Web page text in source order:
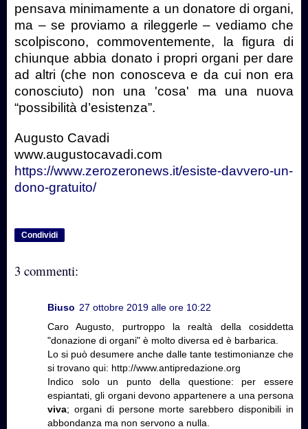
pensava minimamente a un donatore di organi,
ma – se proviamo a rileggerle – vediamo che
scolpiscono, commoventemente, la figura di
chiunque abbia donato i propri organi per dare
ad altri (che non conosceva e da cui non era
conosciuto) non una 'cosa' ma una nuova
“possibilità d’esistenza”.
Augusto Cavadi
www.augustocavadi.com
https://www.zerozeronews.it/esiste-davvero-un-
dono-gratuito/
Condividi
3 commenti:
Biuso 27 ottobre 2019 alle ore 10:22
Caro Augusto, purtroppo la realtà della cosiddetta
"donazione di organi" è molto diversa ed è barbarica.
Lo si può desumere anche dalle tante testimonianze che
si trovano qui: http://www.antipredazione.org
Indico solo un punto della questione: per essere
espiantati, gli organi devono appartenere a una persona
viva; organi di persone morte sarebbero disponibili in
abbondanza ma non servono a nulla.